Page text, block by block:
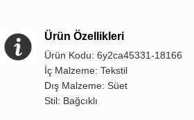
Ürün Özellikleri
Ürün Kodu: 6y2ca45331-18166
İç Malzeme: Tekstil
Dış Malzeme: Süet
Stil: Bağcıklı